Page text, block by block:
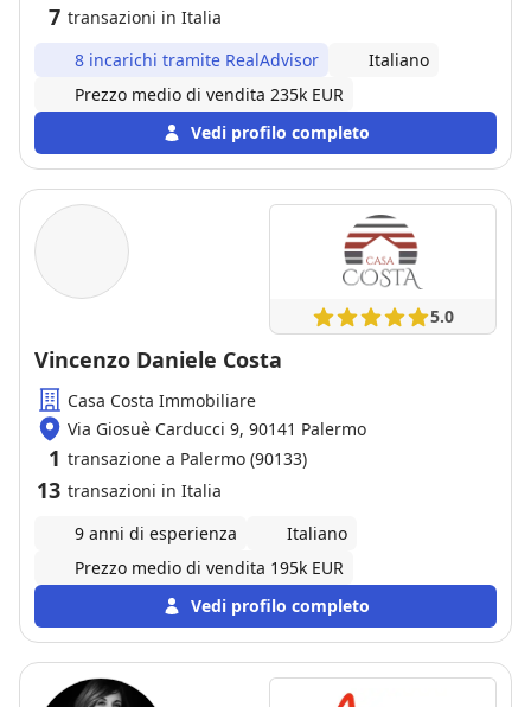
7 transazioni in Italia
8 incarichi tramite RealAdvisor
Italiano
Prezzo medio di vendita 235k EUR
Vedi profilo completo
5.0
Vincenzo Daniele Costa
Casa Costa Immobiliare
Via Giosuè Carducci 9, 90141 Palermo
1 transazione a Palermo (90133)
13 transazioni in Italia
9 anni di esperienza
Italiano
Prezzo medio di vendita 195k EUR
Vedi profilo completo